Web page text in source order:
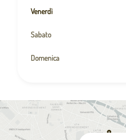
Venerdì
Sabato
Domenica